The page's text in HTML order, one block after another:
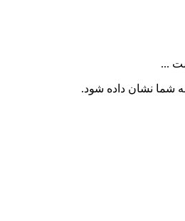
...
به شما نشان داده شود.